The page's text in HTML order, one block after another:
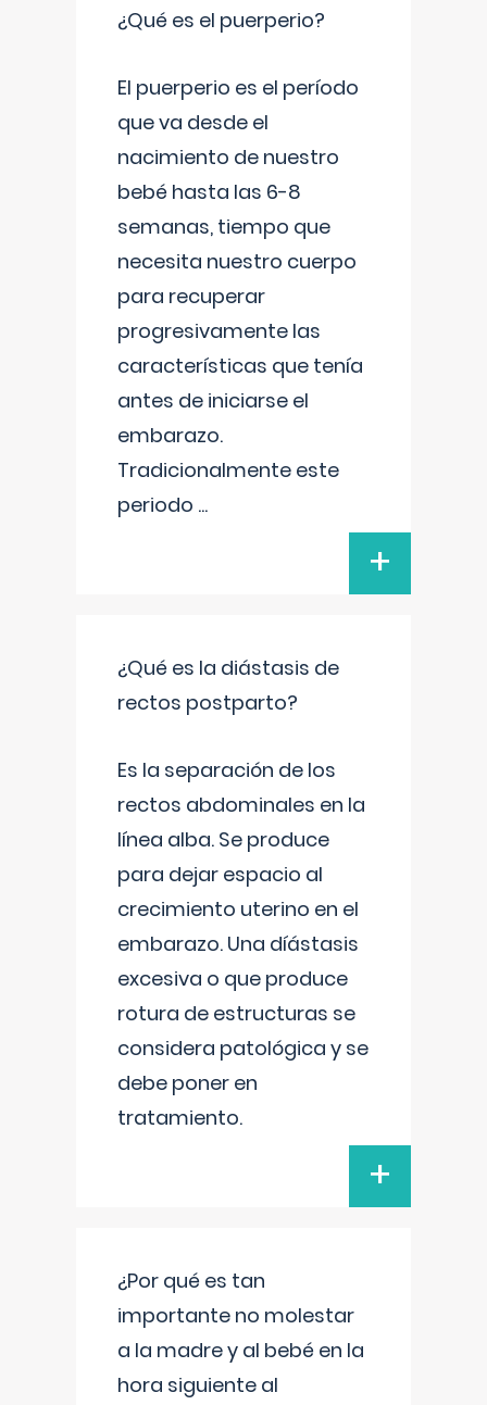
¿Qué es el puerperio?
El puerperio es el período
que va desde el
nacimiento de nuestro
bebé hasta las 6-8
semanas, tiempo que
necesita nuestro cuerpo
para recuperar
progresivamente las
características que tenía
antes de iniciarse el
embarazo.
Tradicionalmente este
periodo ...
+
¿Qué es la diástasis de
rectos postparto?
Es la separación de los
rectos abdominales en la
línea alba. Se produce
para dejar espacio al
crecimiento uterino en el
embarazo. Una díástasis
excesiva o que produce
rotura de estructuras se
considera patológica y se
debe poner en
tratamiento.
+
¿Por qué es tan
importante no molestar
a la madre y al bebé en la
hora siguiente al